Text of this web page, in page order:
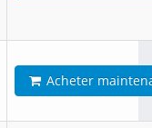
Acheter